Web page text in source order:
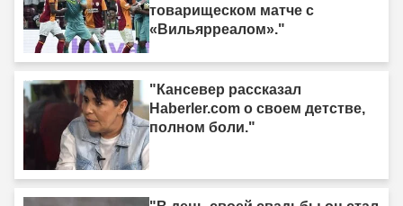
товарищеском матче с
«Вильярреалом»."
"Кансевер рассказал
Haberler.com о своем детстве,
полном боли."